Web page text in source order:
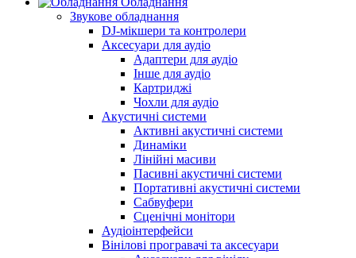
Звукове обладнання
DJ-мікшери та контролери
Аксесуари для аудіо
Адаптери для аудіо
Інше для аудіо
Картриджі
Чохли для аудіо
Акустичні системи
Активні акустичні системи
Динаміки
Лінійні масиви
Пасивні акустичні системи
Портативні акустичні системи
Сабвуфери
Сценічні монітори
Аудіоінтерфейси
Вінілові програвачі та аксесуари